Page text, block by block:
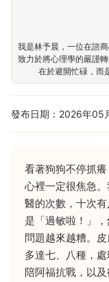
我是林予晨，一位在諮
致力於將心理學的嚴謹
在於避開忙碌，而
發布日期：2026年05
看著狗狗不停抓
心裡一定很焦急
醫的次數，十次
是「過敏啦！」
問題越來越糟。
多達七、八種，
陪阿福抗戰，以